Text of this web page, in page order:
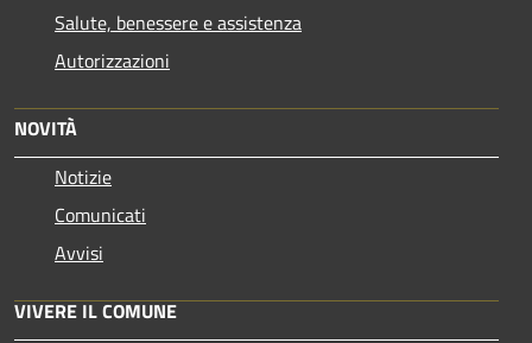
Salute, benessere e assistenza
Autorizzazioni
NOVITÀ
Notizie
Comunicati
Avvisi
VIVERE IL COMUNE